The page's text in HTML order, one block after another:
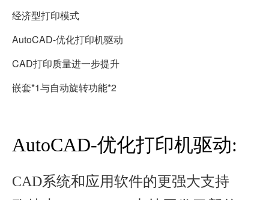
经济型打印模式
AutoCAD-优化打印机驱动
CAD打印质量进一步提升
嵌套*1与自动旋转功能*2
AutoCAD-优化打印机驱动:
CAD系统和应用软件的更强大支持